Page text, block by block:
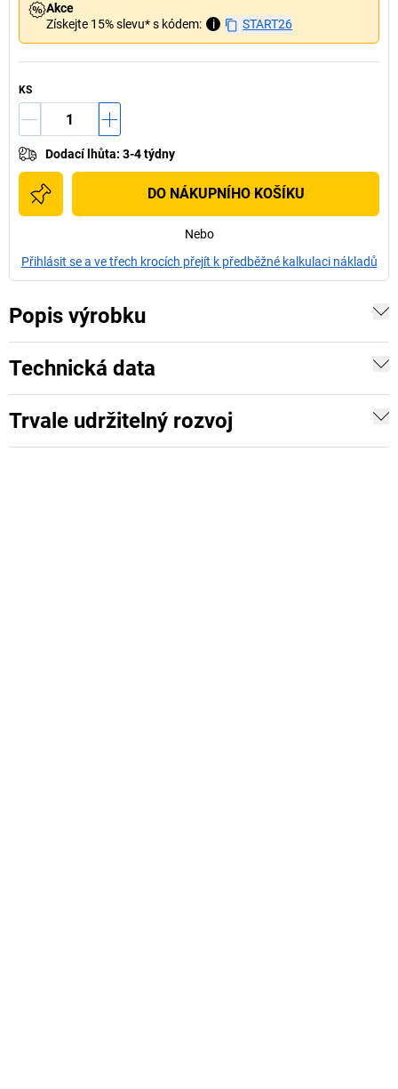
Akce
Získejte 15% slevu* s kódem:
i START26
KS
Dodací lhůta: 3-4 týdny
DO NÁKUPNÍHO KOŠÍKU
Nebo
Přihlásit se a ve třech krocích přejít k předběžné kalkulaci nákladů
Popis výrobku
Technická data
Trvale udržitelný rozvoj